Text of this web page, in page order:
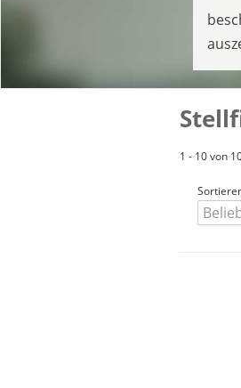
1 - 10 von